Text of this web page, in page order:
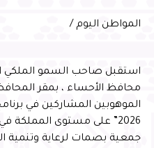
almowatenalyoum
التشغيل، بما يسهم في
المواطن اليوم /
استقبل صاحب السمو الملكي
محافظ الأحساء ، بمقر
الموهوبين المشاركين في
2026” على مستوى المملكة
جمعية بصمات لرعاية وتنمية